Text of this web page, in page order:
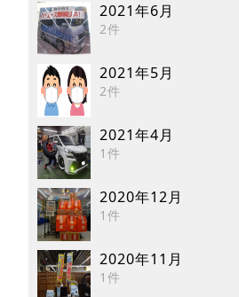
2021年6月
2件
2021年5月
2件
2021年4月
1件
2020年12月
1件
2020年11月
1件